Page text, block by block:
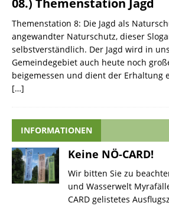
08.) Themenstation Jagd
Themenstation 8: Die Jagd als
angewandter Naturschutz, dieser
selbstverständlich. Der Jagd wird in
Gemeindegebiet auch heute noch
beigemessen und dient der Erhaltung
[…]
INFORMATIONEN
Keine NÖ-CARD!
Wir bitten Sie zu
und Wasserwelt
CARD gelistetes